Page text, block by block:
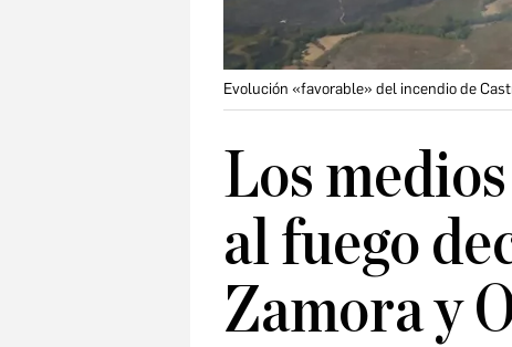
Evolución «favorable» del incendio de
Los
al fuego
Zamora y